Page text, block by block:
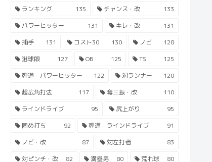
ランキング
135 チャンス・改
133
パワーヒッター
131 キレ・改
131
捕手
131 コスト30 130 ノビ
128
選球眼
127 OB 125 TS
125
弾道 パワーヒッター
122 対ランナー
120
超広角打法
117 奪三振・改
110
ラインドライブ
95 尻上がり
95
固め打ち
92 弾道 ラインドライブ
91
ノビ・改
87 対左打者
83
対ピンチ・改
82 満塁男 80 荒れ球 80